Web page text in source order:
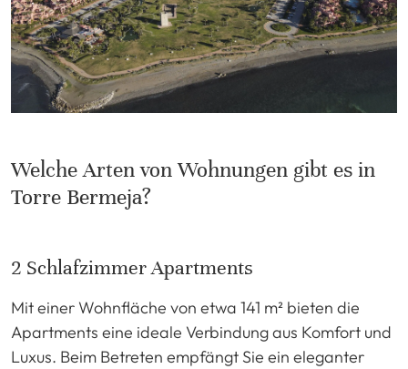
Welche Arten von Wohnungen gibt es in
Torre Bermeja?
2 Schlafzimmer Apartments
Mit einer Wohnfläche von etwa 141 m² bieten die
Apartments eine ideale Verbindung aus Komfort und
Luxus. Beim Betreten empfängt Sie ein eleganter